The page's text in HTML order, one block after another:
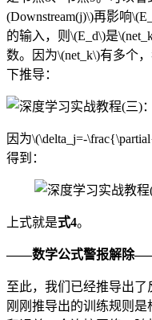
(Downstream(j)\)再影响
的输入，则\(E_d\)是
数。因为\(net_k\)有多个
下推导：
因为\(\delta_j=-
得到：
上式就是式4。
——数学公式警报解除
至此，我们已经推导出了
刚刚推导出的训练规则是